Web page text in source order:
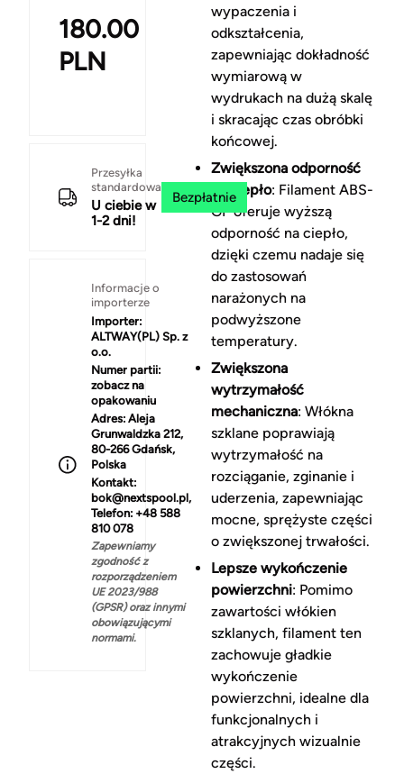
180.00
PLN
Przesyłka
standardowa
U ciebie w
1-2 dni!
Bezpłatnie
Informacje o
importerze
Importer:
ALTWAY(PL) Sp. z
o.o.
Numer partii:
zobacz na
opakowaniu
Adres: Aleja
Grunwaldzka 212,
80-266 Gdańsk,
Polska
Kontakt:
bok@nextspool.pl,
Telefon: +48 588
810 078
Zapewniamy
zgodność z
rozporządzeniem
UE 2023/988
(GPSR) oraz innymi
obowiązującymi
normami.
wypaczenia i
odkształcenia,
zapewniając dokładność
wymiarową w
wydrukach na dużą skalę
i skracając czas obróbki
końcowej.
Zwiększona odporność
na ciepło: Filament ABS-
GF oferuje wyższą
odporność na ciepło,
dzięki czemu nadaje się
do zastosowań
narażonych na
podwyższone
temperatury.
Zwiększona
wytrzymałość
mechaniczna: Włókna
szklane poprawiają
wytrzymałość na
rozciąganie, zginanie i
uderzenia, zapewniając
mocne, sprężyste części
o zwiększonej trwałości.
Lepsze wykończenie
powierzchni: Pomimo
zawartości włókien
szklanych, filament ten
zachowuje gładkie
wykończenie
powierzchni, idealne dla
funkcjonalnych i
atrakcyjnych wizualnie
części.